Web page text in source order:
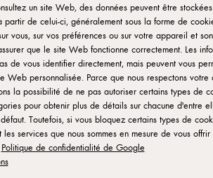
un site Web, des données peuvent être
partir de celui-ci, généralement sous la forme de
vous, sur vos préférences ou sur votre appareil et
que le site Web fonctionne correctement. Les
de vous identifier directement, mais peuvent vous
Web personnalisée. Parce que nous respectons
la possibilité de ne pas autoriser certains types de
pour obtenir plus de détails sur chacune d'entre
Toutefois, si vous bloquez certains types de
services que nous sommes en mesure de vous
Politique de confidentialité de Google